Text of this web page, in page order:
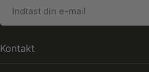
Kontakt
mail